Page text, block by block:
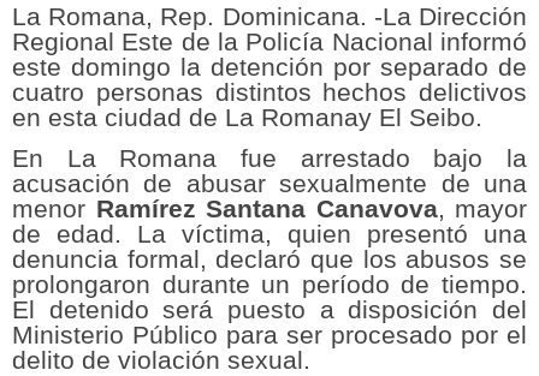
La Romana, Rep. Dominicana. -La Dirección
Regional Este de la Policía Nacional informó
este domingo la detención por separado de
cuatro personas distintos hechos delictivos
en esta ciudad de La Romanay El Seibo.
En La Romana fue arrestado bajo la
acusación de abusar sexualmente de una
menor Ramírez Santana Canavova, mayor
de edad. La víctima, quien presentó una
denuncia formal, declaró que los abusos se
prolongaron durante un período de tiempo.
El detenido será puesto a disposición del
Ministerio Público para ser procesado por el
delito de violación sexual.